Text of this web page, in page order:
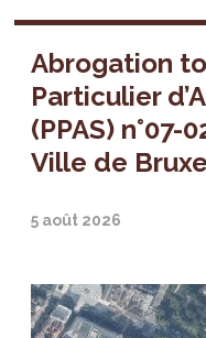
Abrogation
Particulier
(PPAS)
Ville de
5 août 2026